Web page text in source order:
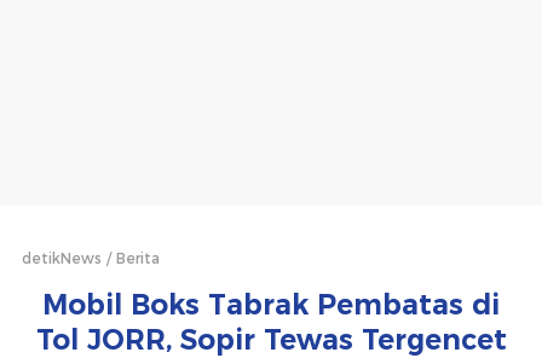
detikNews Berita
Mobil Boks Tabrak Pembatas di
Tol JORR, Sopir Tewas Tergencet